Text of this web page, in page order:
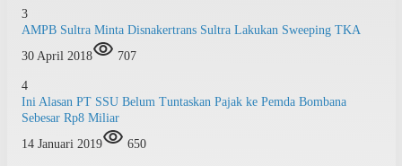
3
AMPB Sultra Minta Disnakertrans Sultra Lakukan Sweeping TKA
30 April 2018
707
4
Ini Alasan PT SSU Belum Tuntaskan Pajak ke Pemda Bombana
Sebesar Rp8 Miliar
14 Januari 2019
650